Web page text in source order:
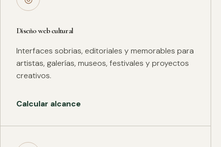
Diseño web cultural
Interfaces sobrias, editoriales y memorables para
artistas, galerías, museos, festivales y proyectos
creativos.
Calcular alcance